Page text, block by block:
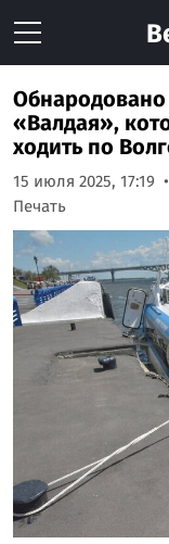
Обнародовано
«Валдая»,
ходить по
15 июля 2025, 17:19
Печать